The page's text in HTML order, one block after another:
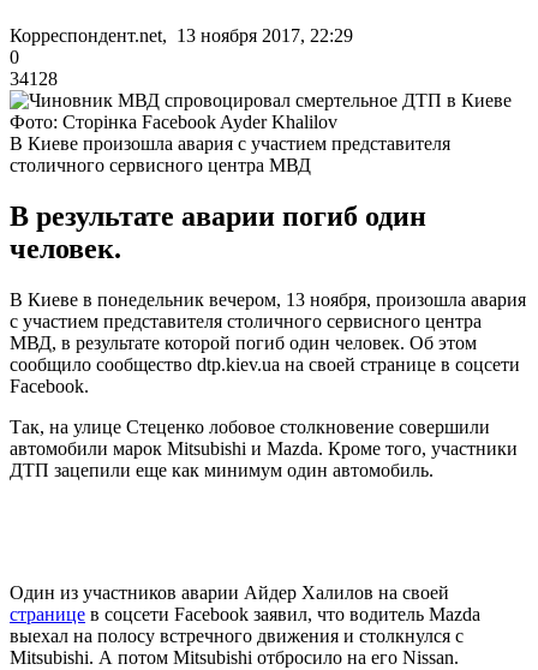
Корреспондент.net, 13 ноября 2017, 22:29
0
34128
Фото: Сторінка Fаcebook Ayder Khalilov
В Киеве произошла авария с участием представителя
столичного сервисного центра МВД
В результате аварии погиб один
человек.
В Киеве в понедельник вечером, 13 ноября, произошла авария
с участием представителя столичного сервисного центра
МВД, в результате которой погиб один человек. Об этом
сообщило сообщество dtp.kiev.ua на своей странице в соцсети
Facebook.
Так, на улице Стеценко лобовое столкновение совершили
автомобили марок Mitsubishi и Mazda. Кроме того, участники
ДТП зацепили еще как минимум один автомобиль.
Один из участников аварии Айдер Халилов на своей
странице в соцсети Facebook заявил, что водитель Mazda
выехал на полосу встречного движения и столкнулся с
Mitsubishi. А потом Mitsubishi отбросило на его Nissan.